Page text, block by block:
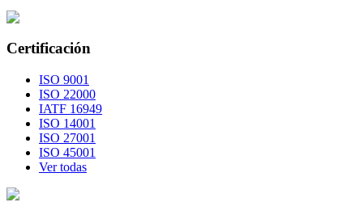
Certificación
ISO 9001
ISO 22000
IATF 16949
ISO 14001
ISO 27001
ISO 45001
Ver todas